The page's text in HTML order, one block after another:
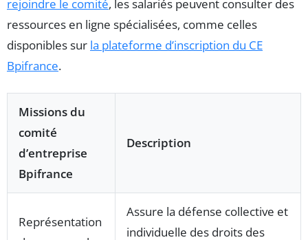
rejoindre le comité, les salariés peuvent consulter des
ressources en ligne spécialisées, comme celles
disponibles sur la plateforme d’inscription du CE
Bpifrance.
Missions du
comité
d’entreprise
Bpifrance
Description
Représentation
Assure la défense collective et
individuelle des droits des